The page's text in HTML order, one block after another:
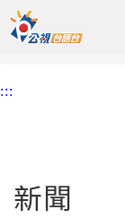
中央內容區塊
頭頁
:::
新聞